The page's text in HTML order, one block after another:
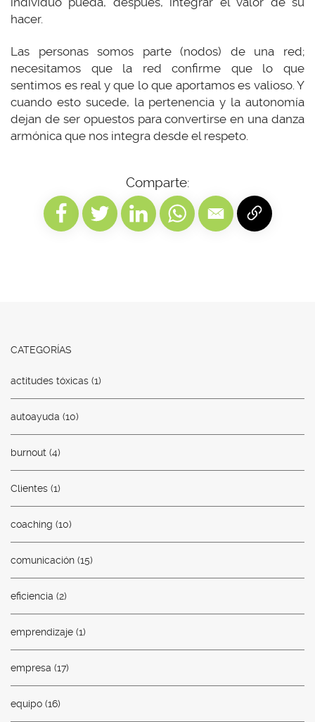
hacer.
Las personas somos parte (nodos) de una red;
necesitamos que la red confirme que lo que
sentimos es real y que lo que aportamos es valioso. Y
cuando esto sucede, la pertenencia y la autonomía
dejan de ser opuestos para convertirse en una danza
armónica que nos integra desde el respeto.
Comparte:
CATEGORÍAS
actitudes tóxicas (1)
autoayuda (10)
burnout (4)
Clientes (1)
coaching (10)
comunicación (15)
eficiencia (2)
emprendizaje (1)
empresa (17)
equipo (16)